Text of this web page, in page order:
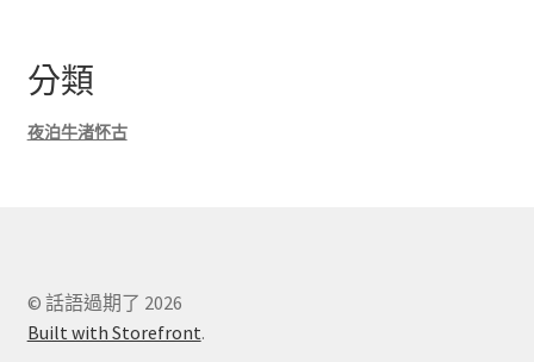
分類
夜泊牛渚怀古
© 話語過期了 2026
Built with Storefront.